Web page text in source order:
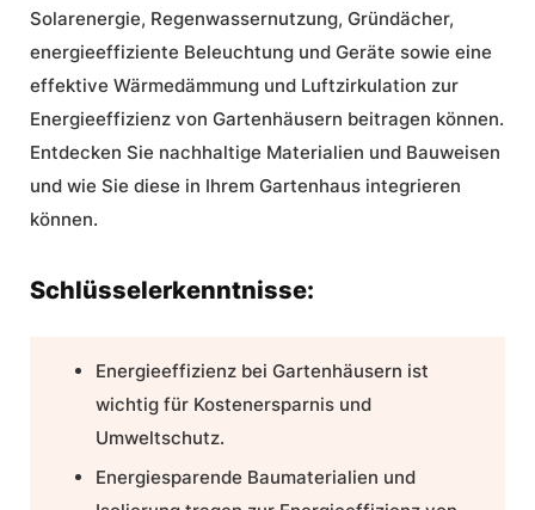
Solarenergie, Regenwassernutzung, Gründächer,
energieeffiziente Beleuchtung und Geräte sowie eine
effektive Wärmedämmung und Luftzirkulation zur
Energieeffizienz von Gartenhäusern beitragen können.
Entdecken Sie nachhaltige Materialien und Bauweisen
und wie Sie diese in Ihrem Gartenhaus integrieren
können.
Schlüsselerkenntnisse:
Energieeffizienz bei Gartenhäusern ist
wichtig für Kostenersparnis und
Umweltschutz.
Energiesparende Baumaterialien und